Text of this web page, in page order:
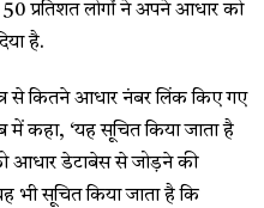
प्रतिशत लोगों ने अपने आधार को
है.
से कितने आधार नंबर लिंक किए गए
कहा, ‘यह सूचित किया जाता है
आधार डेटाबेस से जोड़ने की
भी सूचित किया जाता है कि